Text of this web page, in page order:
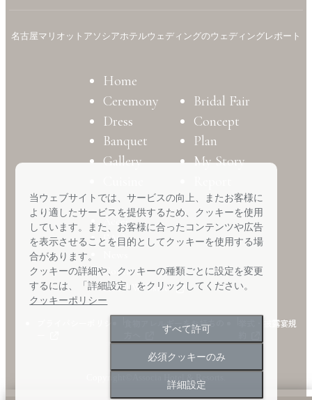
名古屋マリオットアソシアホテルウェディングのウェディングレポート
Home
Ceremony
Bridal Fair
Dress
Concept
Banquet
Plan
Gallery
My Story
Access
FAQ
Contact
Hotel Website
食物アレルギーをお持ちの
挙式・披露宴規
Copyright©Associa Hotel & Resorts.
当ウェブサイトでは、サービスの向上、またお客様に
より適したサービスを提供するため、クッキーを使用
しています。また、お客様に合ったコンテンツや広告
を表示させることを目的としてクッキーを使用する場
合があります。
クッキーの詳細や、クッキーの種類ごとに設定を変更
するには、「詳細設定」をクリックしてください。
クッキーポリシー
すべて許可
必須クッキーのみ
詳細設定